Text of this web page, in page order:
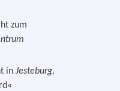
zum
inJesteburg,